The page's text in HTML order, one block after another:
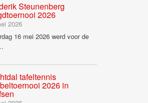
Steunenberg
2026
2026
16 mei 2026 werd voor de
tafeltennis
2026 in